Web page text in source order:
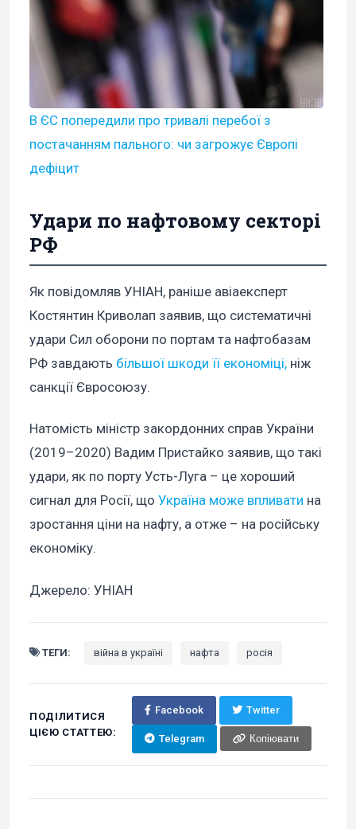
В ЄС попередили про тривалі перебої з
постачанням пального: чи загрожує Європі
дефіцит
Удари по нафтовому секторі
РФ
Як повідомляв УНІАН, раніше авіаексперт
Костянтин Криволап заявив, що систематичні
удари Сил оборони по портам та нафтобазам
РФ завдають більшої шкоди її економіці, ніж
санкції Євросоюзу.
Натомість міністр закордонних справ України
(2019–2020) Вадим Пристайко заявив, що такі
удари, як по порту Усть-Луга – це хороший
сигнал для Росії, що Україна може впливати на
зростання ціни на нафту, а отже – на російську
економіку.
Джерело: УНІАН
ТЕГИ: війна в україні нафта росія
ПОДІЛИТИСЯ
ЦІЄЮ СТАТТЕЮ:
Facebook Twitter
Telegram Копіювати